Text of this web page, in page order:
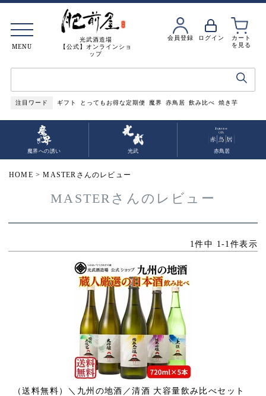
光武酒造場
【公式】オンラインショ
ップ
会員登録 ログイン
カート
を見る
注目ワード ギフト とってもお得な定期便 魔界 赤鳥居 飲み比べ 焼き芋
MENU
魔界への誘い 光武 赤鳥居
HOME MASTERさんのレビュー
MASTERさんのレビュー
1件中 1 -1 件表示
（送料無料）＼九州の地酒／清酒 大容量飲み比べセット